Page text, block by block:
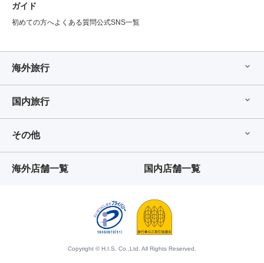
ガイド
初めての方へよくある質問公式SNS一覧
海外旅行
国内旅行
その他
海外店舗一覧 国内店舗一覧
Copyright © H.I.S. Co.,Ltd. All Rights Reserved.